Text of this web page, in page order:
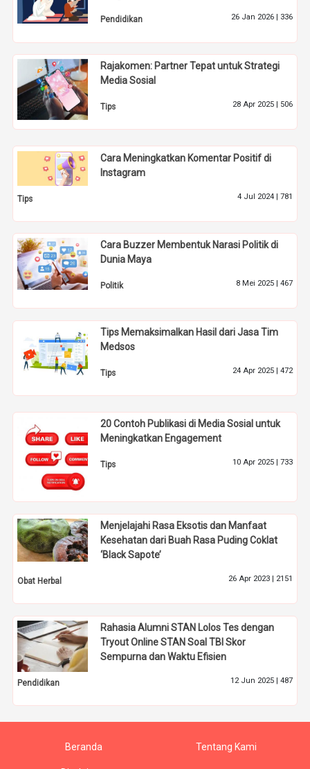
Pendidikan 26 Jan 2026 | 336
Rajakomen: Partner Tepat untuk Strategi
Media Sosial
Tips 28 Apr 2025 | 506
Cara Meningkatkan Komentar Positif di
Instagram
Tips 4 Jul 2024 | 781
Cara Buzzer Membentuk Narasi Politik di
Dunia Maya
Politik 8 Mei 2025 | 467
Tips Memaksimalkan Hasil dari Jasa Tim
Medsos
Tips 24 Apr 2025 | 472
20 Contoh Publikasi di Media Sosial untuk
Meningkatkan Engagement
Tips 10 Apr 2025 | 733
Menjelajahi Rasa Eksotis dan Manfaat
Kesehatan dari Buah Rasa Puding Coklat
‘Black Sapote’
Obat Herbal 26 Apr 2023 | 2151
Rahasia Alumni STAN Lolos Tes dengan
Tryout Online STAN Soal TBI Skor
Sempurna dan Waktu Efisien
Pendidikan 12 Jun 2025 | 487
Beranda Tentang Kami